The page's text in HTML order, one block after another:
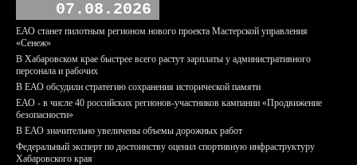
07.08.2026
ЕАО станет пилотным регионом нового проекта Мастерской управления
«Сенеж»
В Хабаровском крае быстрее всего растут зарплаты у административного
персонала и рабочих
В ЕАО обсудили стратегию сохранения исторической памяти
ЕАО - в числе 40 российских регионов-участников кампании «Продвижение
безопасности»
В ЕАО значительно увеличены объемы дорожных работ
Федеральный эксперт по достоинству оценил спортивную инфраструктуру
Хабаровского края